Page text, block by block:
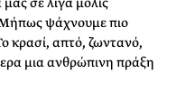
Μήπως ψάχνουμε πιο
κρασί, απτό, ζωντανό,
μια ανθρώπινη πράξη